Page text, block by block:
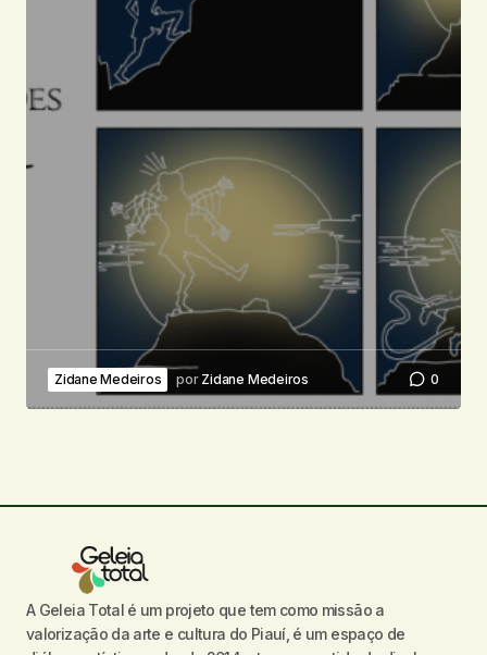
Zidane Medeiros por Zidane Medeiros 0
A Geleia Total é um projeto que tem como missão a
valorização da arte e cultura do Piauí, é um espaço de